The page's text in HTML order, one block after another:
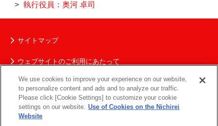
執行役員：奥河 卓司
サイトマップ
ウェブサイトのご利用にあたって
ニチレイグループの個人情報保護について
ソーシャルメディアポリシー
We use cookies to improve your experience on our website,
to personalize content and ads and to analyze our traffic.
Please click [Cookie Settings] to customize your cookie
settings on our website. Use of Cookies on the Nichirei
Website